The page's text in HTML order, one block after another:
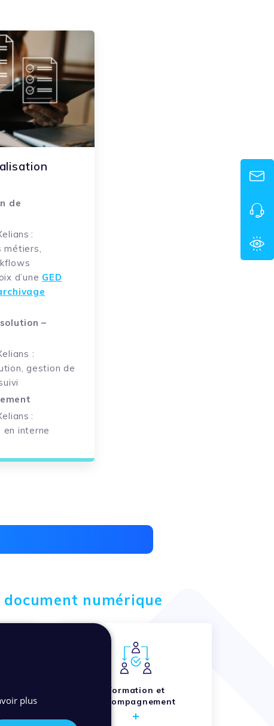
de
:
d’une GED
–
:
gestion de
:
en interne
numérique
Formation et
accompagnement
plus